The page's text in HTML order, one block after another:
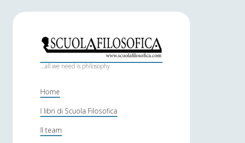
S
c
o
l
a
...all we need is philosophy
Home
I libri di Scuola Filosofica
Il team